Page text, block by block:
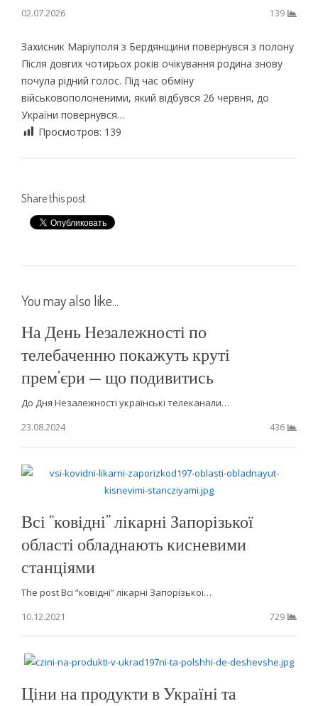
02.07.2026 139
Захисник Маріуполя з Бердянщини повернувся з полону
Після довгих чотирьох років очікування родина знову
почула рідний голос. Під час обміну
військовополоненими, який відбувся 26 червня, до
України повернувся…
Просмотров: 139
Share this post
You may also like...
На День Незалежності по
телебаченню покажуть круті
прем’єри — що подивитись
До Дня Незалежності українські телеканали…
23.08.2024
436
Всі “ковідні” лікарні Запорізької
області обладнають кисневими
станціями
The post Всі “ковідні” лікарні Запорізької…
10.12.2021
729
Ціни на продукти в Україні та